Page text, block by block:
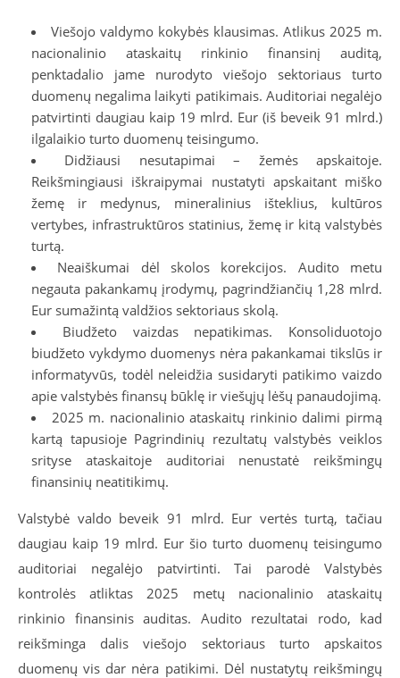
Viešojo valdymo kokybės klausimas. Atlikus 2025 m.
nacionalinio ataskaitų rinkinio finansinį auditą,
penktadalio jame nurodyto viešojo sektoriaus turto
duomenų negalima laikyti patikimais. Auditoriai negalėjo
patvirtinti daugiau kaip 19 mlrd. Eur (iš beveik 91 mlrd.)
ilgalaikio turto duomenų teisingumo.
Didžiausi nesutapimai – žemės apskaitoje.
Reikšmingiausi iškraipymai nustatyti apskaitant miško
žemę ir medynus, mineralinius išteklius, kultūros
vertybes, infrastruktūros statinius, žemę ir kitą valstybės
turtą.
Neaiškumai dėl skolos korekcijos. Audito metu
negauta pakankamų įrodymų, pagrindžiančių 1,28 mlrd.
Eur sumažintą valdžios sektoriaus skolą.
Biudžeto vaizdas nepatikimas. Konsoliduotojo
biudžeto vykdymo duomenys nėra pakankamai tikslūs ir
informatyvūs, todėl neleidžia susidaryti patikimo vaizdo
apie valstybės finansų būklę ir viešųjų lėšų panaudojimą.
2025 m. nacionalinio ataskaitų rinkinio dalimi pirmą
kartą tapusioje Pagrindinių rezultatų valstybės veiklos
srityse ataskaitoje auditoriai nenustatė reikšmingų
finansinių neatitikimų.
Valstybė valdo beveik 91 mlrd. Eur vertės turtą, tačiau
daugiau kaip 19 mlrd. Eur šio turto duomenų teisingumo
auditoriai negalėjo patvirtinti. Tai parodė Valstybės
kontrolės atliktas 2025 metų nacionalinio ataskaitų
rinkinio finansinis auditas. Audito rezultatai rodo, kad
reikšminga dalis viešojo sektoriaus turto apskaitos
duomenų vis dar nėra patikimi. Dėl nustatytų reikšmingų